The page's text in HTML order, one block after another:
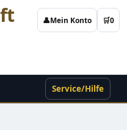
👤Mein Konto 🛒0
Service/Hilfe